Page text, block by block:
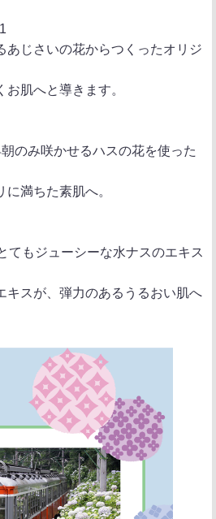
あじさいの花からつくったオリジ
肌へと導きます。
のみ咲かせるハスの花を使った
満ちた素肌へ。
てもジューシーな水ナスのエキス
キスが、弾力のあるうるおい肌へ